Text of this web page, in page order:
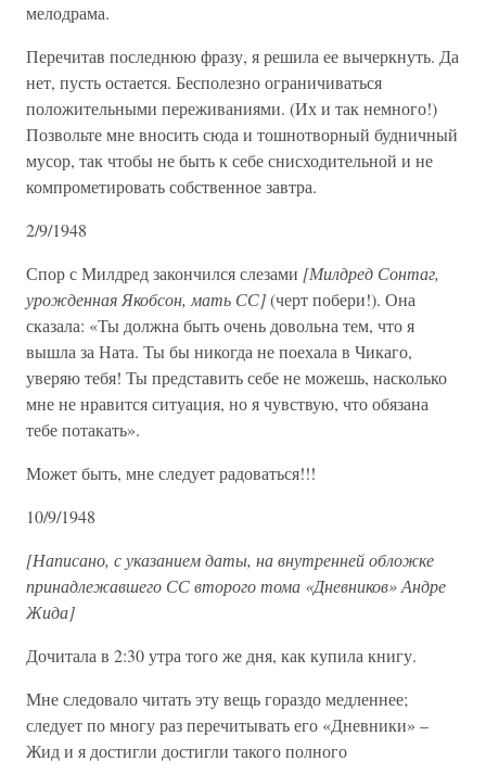
мелодрама.
Перечитав последнюю фразу, я решила ее вычеркнуть. Да
нет, пусть остается. Бесполезно ограничиваться
положительными переживаниями. (Их и так немного!)
Позвольте мне вносить сюда и тошнотворный будничный
мусор, так чтобы не быть к себе снисходительной и не
компрометировать собственное завтра.
2/9/1948
Спор с Милдред закончился слезами [Милдред Сонтаг,
урожденная Якобсон, мать СС](черт побери!). Она
сказала: «Ты должна быть очень довольна тем, что я
вышла за Ната. Ты бы никогда не поехала в Чикаго,
уверяю тебя! Ты представить себе не можешь, насколько
мне не нравится ситуация, но я чувствую, что обязана
тебе потакать».
Может быть, мне следует радоваться!!!
10/9/1948
[Написано, с указанием даты, на внутренней обложке
принадлежавшего СС второго тома «Дневников» Андре
Жида]
Дочитала в 2:30 утра того же дня, как купила книгу.
Мне следовало читать эту вещь гораздо медленнее;
следует по многу раз перечитывать его «Дневники» –
Жид и я достигли достигли такого полного